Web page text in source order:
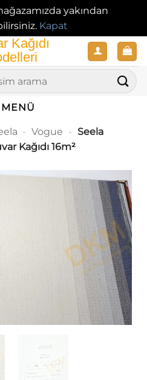
yakından
Kapat
MENÜ
- Vogue - Seela
Kağıdı 16m²